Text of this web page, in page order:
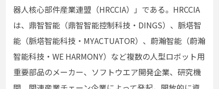
器⼈核⼼部件産業連盟（HRCCIA）」である。HRCCIA
は、⿍智智能（⿍智智能控制科技・DINGS）、脈塔智
能（脈塔智能科技・MYACTUATOR）、蔚瀚智能（蔚瀚
智能科技・WE HARMONY）など複数の⼈型ロボット⽤
重要部品のメーカー、ソフトウエア開発企業、研究機